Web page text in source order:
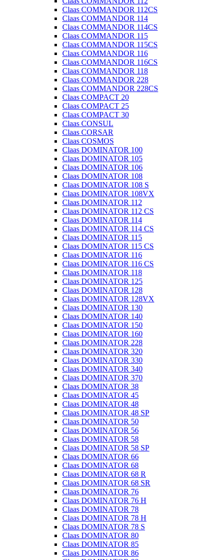
Claas COMMANDOR 112CS
Claas COMMANDOR 114
Claas COMMANDOR 114CS
Claas COMMANDOR 115
Claas COMMANDOR 115CS
Claas COMMANDOR 116
Claas COMMANDOR 116CS
Claas COMMANDOR 118
Claas COMMANDOR 228
Claas COMMANDOR 228CS
Claas COMPACT 20
Claas COMPACT 25
Claas COMPACT 30
Claas CONSUL
Claas CORSAR
Claas COSMOS
Claas DOMINATOR 100
Claas DOMINATOR 105
Claas DOMINATOR 106
Claas DOMINATOR 108
Claas DOMINATOR 108 S
Claas DOMINATOR 108VX
Claas DOMINATOR 112
Claas DOMINATOR 112 CS
Claas DOMINATOR 114
Claas DOMINATOR 114 CS
Claas DOMINATOR 115
Claas DOMINATOR 115 CS
Claas DOMINATOR 116
Claas DOMINATOR 116 CS
Claas DOMINATOR 118
Claas DOMINATOR 125
Claas DOMINATOR 128
Claas DOMINATOR 128VX
Claas DOMINATOR 130
Claas DOMINATOR 140
Claas DOMINATOR 150
Claas DOMINATOR 160
Claas DOMINATOR 228
Claas DOMINATOR 320
Claas DOMINATOR 330
Claas DOMINATOR 340
Claas DOMINATOR 370
Claas DOMINATOR 38
Claas DOMINATOR 45
Claas DOMINATOR 48
Claas DOMINATOR 48 SP
Claas DOMINATOR 50
Claas DOMINATOR 56
Claas DOMINATOR 58
Claas DOMINATOR 58 SP
Claas DOMINATOR 66
Claas DOMINATOR 68
Claas DOMINATOR 68 R
Claas DOMINATOR 68 SR
Claas DOMINATOR 76
Claas DOMINATOR 76 H
Claas DOMINATOR 78
Claas DOMINATOR 78 H
Claas DOMINATOR 78 S
Claas DOMINATOR 80
Claas DOMINATOR 85
Claas DOMINATOR 86